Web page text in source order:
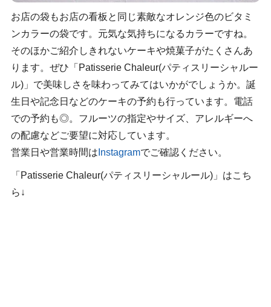
お店の袋もお店の看板と同じ素敵なオレンジ色のビタミ
ンカラーの袋です。元気な気持ちになるカラーですね。
そのほかご紹介しきれないケーキや焼菓子がたくさんあ
ります。ぜひ「Patisserie Chaleur(パティスリーシャルー
ル)」で美味しさを味わってみてはいかがでしょうか。誕
生日や記念日などのケーキの予約も行っています。電話
での予約も◎。フルーツの指定やサイズ、アレルギーへ
の配慮などご要望に対応しています。
営業日や営業時間は Instagramでご確認ください。
「Patisserie Chaleur(パティスリーシャルール)」はこち
ら↓